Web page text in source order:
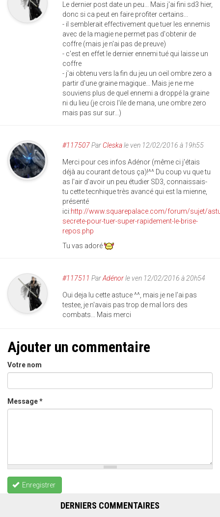
Le dernier post date un peu... Mais j'ai fini sd3 hier,
donc si ca peut en faire profiter certains...
- il semblerait effectivement que tuer les ennemis
avec de la magie ne permet pas d'obtenir de
coffre (mais je n'ai pas de preuve)
- c'est en effet le dernier ennemi tué qui laisse un
coffre
- j'ai obtenu vers la fin du jeu un oeil ombre zero a
partir d'une graine magique... Mais je ne me
souviens plus de quel ennemi a droppé la graine
ni du lieu (je crois l'ile de mana, une ombre zero
mais pas sur sur...)
#117507Par Cleskale ven 12/02/2016 à 19h55
Merci pour ces infos Adénor (même ci j'étais
déjà au courant de tous ça)!^^ Du coup vu que tu
as l'air d'avoir un peu étudier SD3, connaissais-
tu cette tecnhique très avancé qui est la mienne,
présenté
ici:http://www.squarepalace.com/forum/sujet/
secrete-pour-tuer-super-rapidement-le-brise-
repos.php
Tu vas adoré
#117511 ParAdénorle ven 12/02/2016 à 20h54
Oui deja lu cette astuce ^^, mais je ne l'ai pas
testee, je n'avais pas trop de mal lors des
combats... Mais merci
Ajouter un commentaire
Votre nom
Message*
Enregistrer
DERNIERS COMMENTAIRES